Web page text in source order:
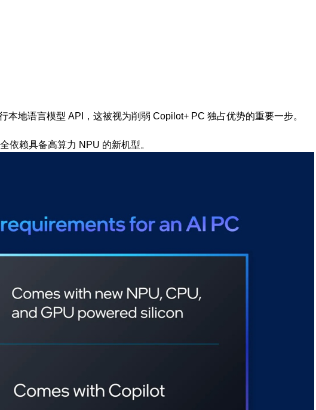
地语言模型 API，这被视为削弱 Copilot+ PC 独占优势的重要一步。
依赖具备高算力 NPU 的新机型。